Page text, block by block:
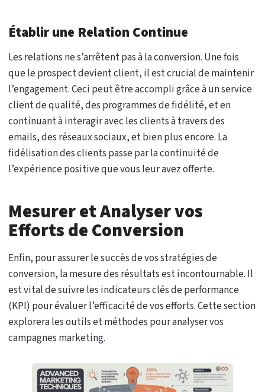
Établir une Relation Continue
Les relations ne s’arrêtent pas à la conversion. Une fois
que le prospect devient client, il est crucial de maintenir
l’engagement. Ceci peut être accompli grâce à un service
client de qualité, des programmes de fidélité, et en
continuant à interagir avec les clients à travers des
emails, des réseaux sociaux, et bien plus encore. La
fidélisation des clients passe par la continuité de
l’expérience positive que vous leur avez offerte.
Mesurer et Analyser vos
Efforts de Conversion
Enfin, pour assurer le succès de vos stratégies de
conversion, la mesure des résultats est incontournable. Il
est vital de suivre les indicateurs clés de performance
(KPI) pour évaluer l’efficacité de vos efforts. Cette section
explorera les outils et méthodes pour analyser vos
campagnes marketing.